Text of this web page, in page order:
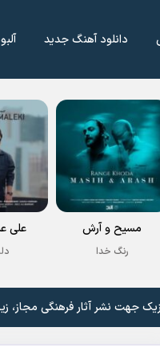
دانلود آهنگ جدید
مسیح و آرش
رنگ خدا
علی
جهت نشر آثار فرهنگی مجاز،